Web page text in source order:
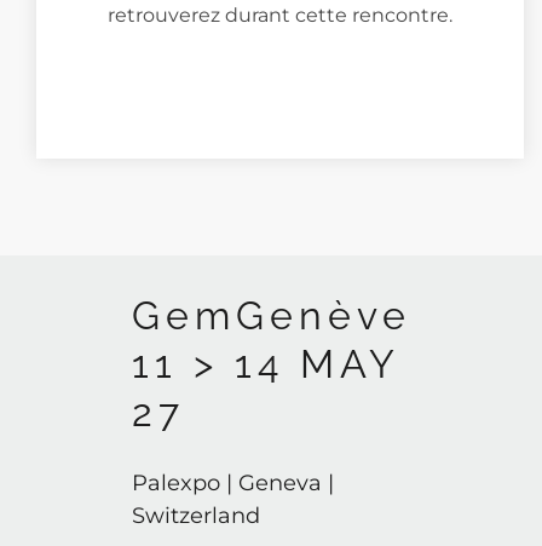
retrouverez durant cette rencontre.
GemGenève
11 > 14 MAY
27
Palexpo | Geneva |
Switzerland